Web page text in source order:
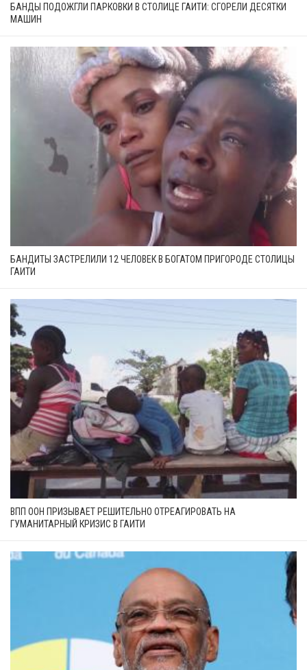
БАНДЫ ПОДОЖГЛИ ПАРКОВКИ В СТОЛИЦЕ ГАИТИ: СГОРЕЛИ ДЕСЯТКИ
МАШИН
БАНДИТЫ ЗАСТРЕЛИЛИ 12 ЧЕЛОВЕК В БОГАТОМ ПРИГОРОДЕ СТОЛИЦЫ
ГАИТИ
ВПП ООН ПРИЗЫВАЕТ РЕШИТЕЛЬНО ОТРЕАГИРОВАТЬ НА
ГУМАНИТАРНЫЙ КРИЗИС В ГАИТИ